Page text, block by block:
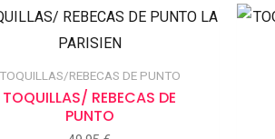
TOQUILLAS/REBECAS DE PUNTO
TOQUILLAS/ REBECAS DE
PUNTO